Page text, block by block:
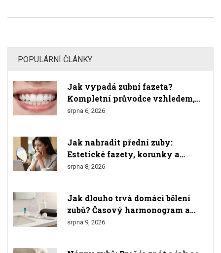
POPULÁRNÍ ČLÁNKY
Jak vypadá zubní fazeta?
Kompletní průvodce vzhledem,
materiály a výsledkem
srpna 6, 2026
Jak nahradit přední zuby:
Estetické fazety, korunky a
implantáty
srpna 8, 2026
Jak dlouho trvá domácí bělení
zubů? Časový harmonogram a
tipy pro bezpečné výsledky
srpna 9, 2026